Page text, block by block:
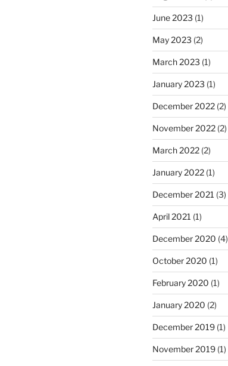
June 2023 (1)
May 2023 (2)
March 2023 (1)
January 2023 (1)
December 2022(2)
November 2022(2)
March 2022(2)
January 2022(1)
December 2021 (3)
April 2021 (1)
December 2020 (4)
October 2020 (1)
February 2020 (1)
January 2020 (2)
December 2019(1)
November 2019(1)